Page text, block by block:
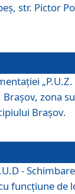
str. Pictor
zona
Braşov.
-
funcţiune de